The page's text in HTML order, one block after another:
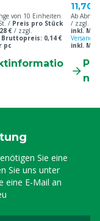
von 10 Einheiten
/ Preis pro Stück
€ / zzgl.
Bruttopreis: 0,14 €
pc
11,70
Ab
/ zzgl.
inkl.
inkl.
Sie eine
Sie uns unter
eine E-Mail an